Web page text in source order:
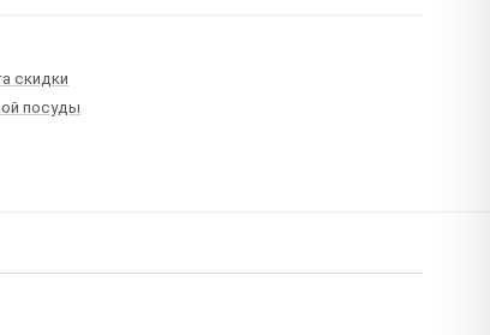
скидки
посуды